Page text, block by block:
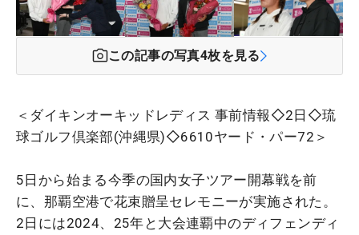
この記事の写真4枚を見る
＜ダイキンオーキッドレディス 事前情報◇2日◇琉
球ゴルフ倶楽部(沖縄県)◇6610ヤード・パー72＞
5日から始まる今季の国内女子ツアー開幕戦を前
に、那覇空港で花束贈呈セレモニーが実施された。
2日には2024、25年と大会連覇中のディフェンディ